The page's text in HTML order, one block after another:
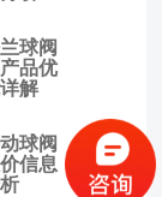
球阀
品优
解
球阀
信息